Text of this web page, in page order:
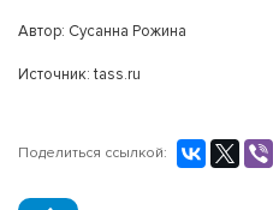
Автор: Сусанна Рожина
Источник: tass.ru
Поделиться ссылкой: